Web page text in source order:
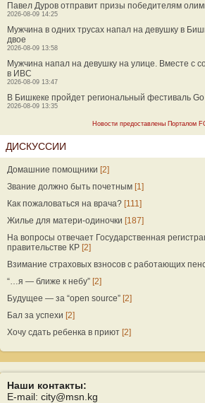
Павел Дуров отправит призы победителям
2026-08-09 14:25
Мужчина в одних трусах напал на девушку в
двое
2026-08-09 13:58
Мужчина напал на девушку на улице. Вместе с
в ИВС
2026-08-09 13:47
В Бишкеке пройдет региональный фестиваль
2026-08-09 13:35
Новости предоставлены Порталом
ДИСКУССИИ
Домашние помощники [2]
Звание должно быть почетным [1]
Как пожаловаться на врача? [111]
Жилье для матери-одиночки [187]
На вопросы отвечает Государственная
правительстве КР [2]
Взимание страховых взносов с работающих
“…я — ближе к небу” [2]
Будущее — за “open source” [2]
Бал за успехи [2]
Хочу сдать ребенка в приют [2]
Наши контакты:
E-mail: city@msn.kg